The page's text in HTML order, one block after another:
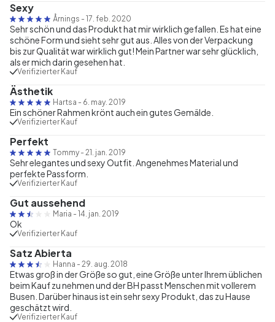
Sexy
Årnings - 17. feb. 2020
Sehr schön und das Produkt hat mir wirklich gefallen. Es hat eine
schöne Form und sieht sehr gut aus. Alles von der Verpackung
bis zur Qualität war wirklich gut! Mein Partner war sehr glücklich,
als er mich darin gesehen hat.
Verifizierter Kauf
Ästhetik
Hartsa - 6. may. 2019
Ein schöner Rahmen krönt auch ein gutes Gemälde.
Verifizierter Kauf
Perfekt
Tommy - 21. jan. 2019
Sehr elegantes und sexy Outfit. Angenehmes Material und
perfekte Passform.
Verifizierter Kauf
Gut aussehend
Maria - 14. jan. 2019
Ok
Verifizierter Kauf
Satz Abierta
Hanna - 29. aug. 2018
Etwas groß in der Größe so gut, eine Größe unter Ihrem üblichen
beim Kauf zu nehmen und der BH passt Menschen mit vollerem
Busen. Darüber hinaus ist ein sehr sexy Produkt, das zu Hause
geschätzt wird.
Verifizierter Kauf